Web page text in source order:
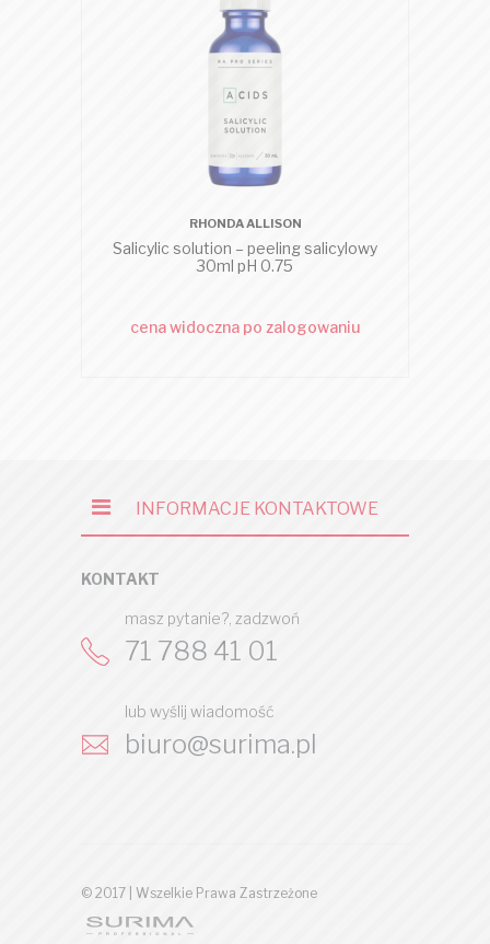
RHONDA ALLISON
Salicylic solution – peeling salicylowy
30ml pH 0.75
cena widoczna po zalogowaniu
INFORMACJE KONTAKTOWE
KONTAKT
masz pytanie?, zadzwoń
71 788 41 01
lub wyślij wiadomość
biuro@surima.pl
© 2017 | Wszelkie Prawa Zastrzeżone